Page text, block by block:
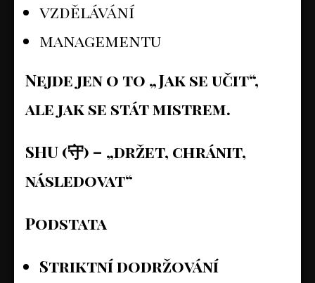
vzdělávání
managementu
Nejde jen o to „Jak se učit“,
ale jak se stát mistrem.
SHU (守) – „držet, chránit,
následovat“
Podstata
Striktní dodržování